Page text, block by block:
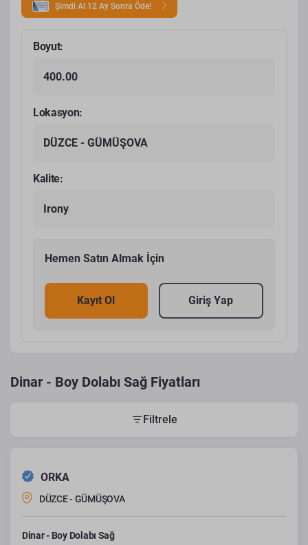
Şimdi Al 12 Ay Sonra Öde!
Boyut:
400.00
Lokasyon:
DÜZCE - GÜMÜŞOVA
Kalite:
Irony
Hemen Satın Almak İçin
Kayıt Ol Giriş Yap
Dinar - Boy Dolabı Sağ Fiyatları
Filtrele
ORKA
DÜZCE - GÜMÜŞOVA
Dinar - Boy Dolabı Sağ